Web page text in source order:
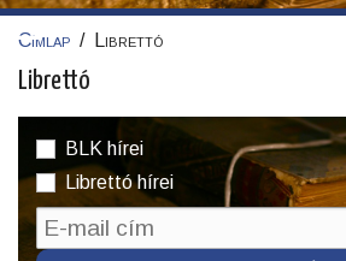
Címlap / Librettó
Librettó
BLK hírei
Librettó hírei